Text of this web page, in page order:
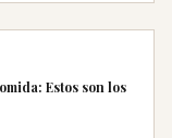
Estos son los